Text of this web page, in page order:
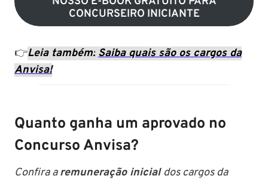
CONCURSEIRO INICIANTE
👉Leia também: Saiba quais são os cargos da
Anvisa!
Quanto ganha um aprovado no
Concurso Anvisa?
Confira aremuneração inicial dos cargos da